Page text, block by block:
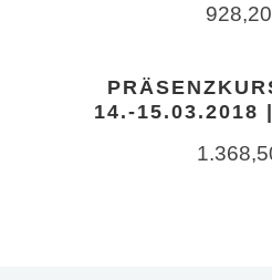
928,20
14.-15.03.2018